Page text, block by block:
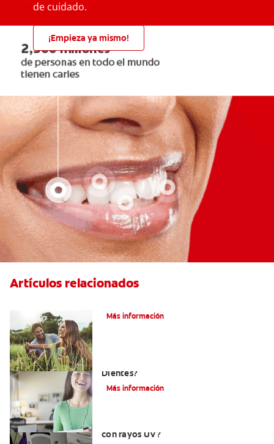
de cuidado.
¡Empieza ya mismo!
Artículos relacionados
Más información
Dientes?
Más información
con rayos UV?